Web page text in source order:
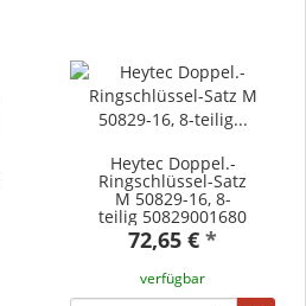
Heytec Doppel.-
Ringschlüssel-Satz
M 50829-16, 8-
teilig 50829001680
72,65 € *
verfügbar